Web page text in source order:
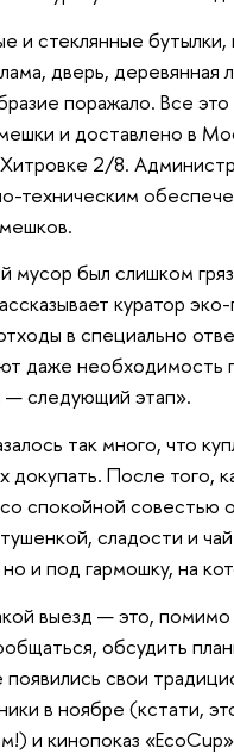
и стеклянные
дверь,
поражало. Все
и доставлено в
2/8.
техническим
мусор был слишком
куратор
в специально
даже необходимость
— следующий этап».
так много, что
докупать. После того,
спокойной совестью
сладости и
и под гармошку, на
выезд — это,
обсудить
свои
в ноябре (кстати,
и кинопоказ